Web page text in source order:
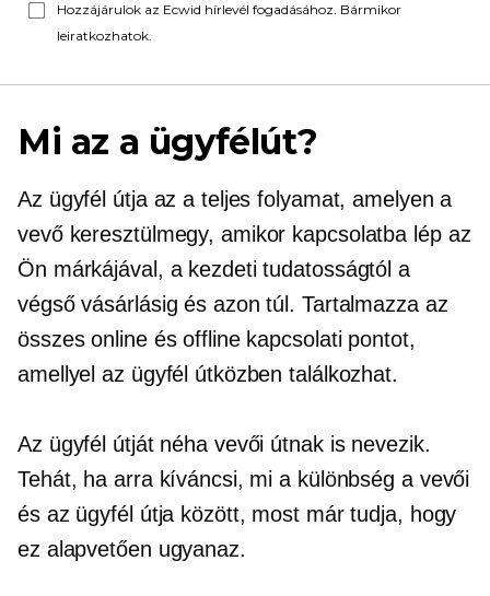
Hozzájárulok az Ecwid hírlevél fogadásához. Bármikor
leiratkozhatok.
Mi az a ügyfélút?
Az ügyfél útja az a teljes folyamat, amelyen a
vevő keresztülmegy, amikor kapcsolatba lép az
Ön márkájával, a kezdeti tudatosságtól a
végső vásárlásig és azon túl. Tartalmazza az
összes online és offline kapcsolati pontot,
amellyel az ügyfél útközben találkozhat.
Az ügyfél útját néha vevői útnak is nevezik.
Tehát, ha arra kíváncsi, mi a különbség a vevői
és az ügyfél útja között, most már tudja, hogy
ez alapvetően ugyanaz.